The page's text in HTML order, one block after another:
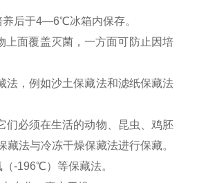
养后于4—6℃冰箱内保存。
上面覆盖灭菌，一方面可防止因培
法，例如沙土保藏法和滤纸保藏法
们必须在生活的动物、昆虫、鸡胚
法与冷冻干燥保藏法进行保藏。
-196℃）等保藏法。